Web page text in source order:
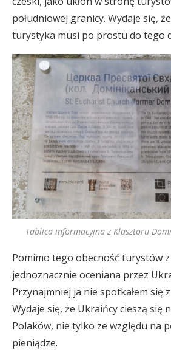
południowej granicy. Wydaje się,
turystyka musi po prostu do tego
Tablica informacyjna z Klasztoru
Pomimo tego obecność turystów
jednoznacznie oceniana przez
Przynajmniej ja nie spotkałem się
Wydaje się, że Ukraińcy cieszą się
Polaków, nie tylko ze względu na
pieniądze.